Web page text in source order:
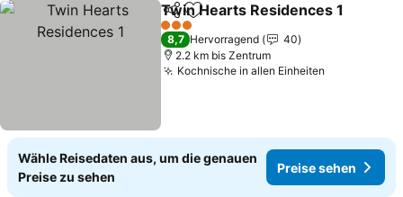
TeilenZu Favoriten hinzufügen
Twin Hearts Residences 1
3 Sterne
8,7 Hervorragend
40
2.2 km bis Zentrum
Kochnische in allen Einheiten
Wähle Reisedaten aus, um die genauen
Preise zu sehen
Preise sehen